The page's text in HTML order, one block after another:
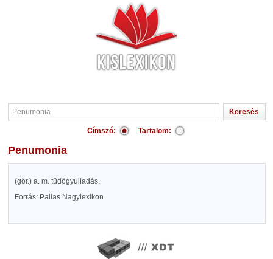
Címszó: Tartalom:
Penumonia
(gör.) a. m. tüdőgyulladás.
Forrás: Pallas Nagylexikon